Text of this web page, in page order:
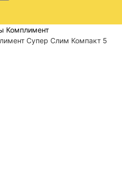
Комплимент
Супер Слим Компакт 5